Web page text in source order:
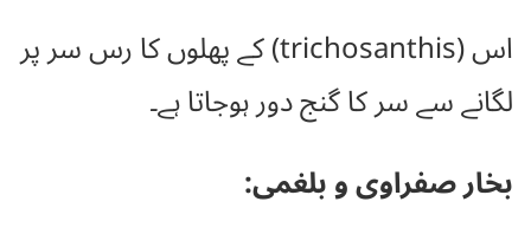
اس (trichosanthis) کے پھلوں کا رس سر پر
لگانے سے سر کا گنج دور ہوجاتا ہے۔
بخار صفراوی و بلغمی: